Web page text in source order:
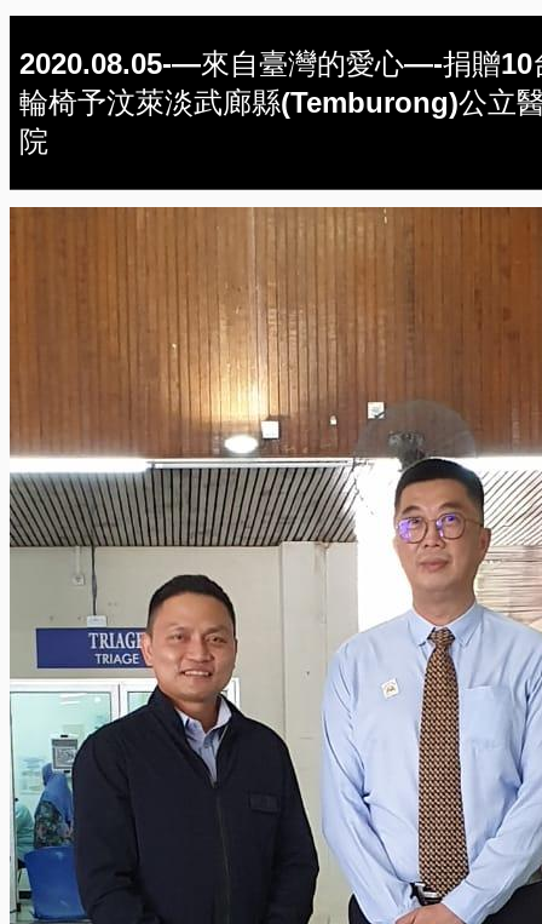
2020.08.05-—來自臺灣的愛心—-捐贈10
輪椅予汶萊淡武廊縣(Temburong)公立
院